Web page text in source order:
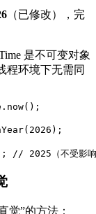
（已修改），完
是不可变对象
程环境下无需同
2025（不受影响
觉”的方法：